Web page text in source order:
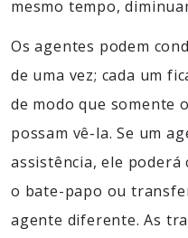
mesmo tempo,
Os agentes podem
de uma vez; cada um
de modo que somente
possam vê-la. Se um
assistência, ele
o bate-papo ou
agente diferente. As